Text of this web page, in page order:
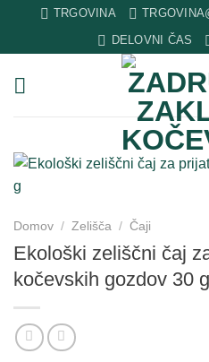
content
TRGOVINA
DELOVNI ČAS
Domov / Zelišča / Čaji
Ekološki zeliščni čaj
kočevskih gozdov 30 g